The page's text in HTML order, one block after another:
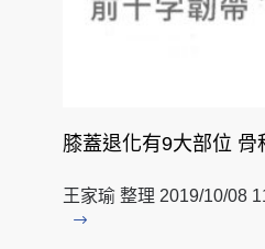
膝蓋退化有9大部位
王家瑜 整理 2019/10/08